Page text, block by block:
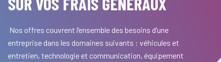
Nos offres couvrent l'ensemble des besoins d'une
entreprise dans les domaines suivants : véhicules et
entretien, technologie et communication, équipement